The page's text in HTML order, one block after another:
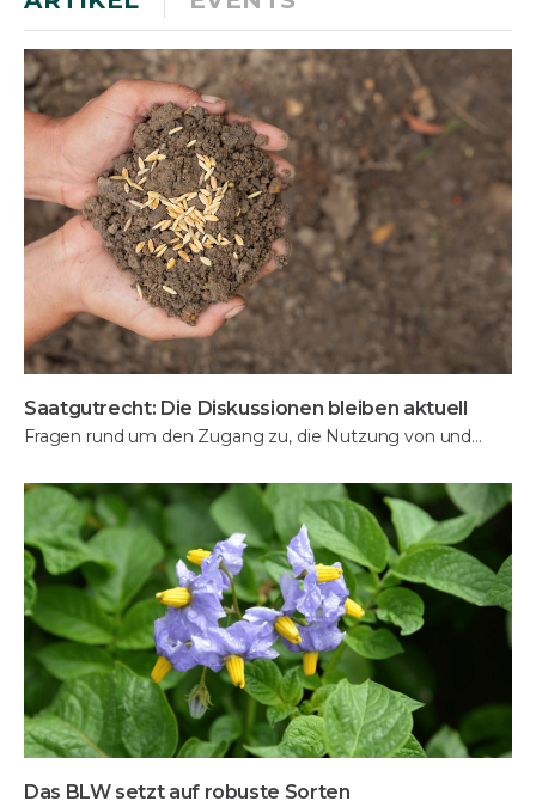
Saatgutrecht: Die Diskussionen bleiben aktuell
Fragen rund um den Zugang zu, die Nutzung von und…
Das BLW setzt auf robuste Sorten